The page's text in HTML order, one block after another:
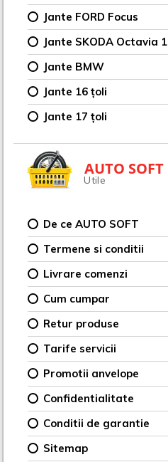
Jante FORD Focus
Jante SKODA Octavia 1
Jante BMW
Jante 16 țoli
Jante 17 țoli
AUTO SOFT
Utile
De ce AUTO SOFT
Termene si conditii
Livrare comenzi
Cum cumpar
Retur produse
Tarife servicii
Promotii anvelope
Confidentialitate
Conditii de garantie
Sitemap